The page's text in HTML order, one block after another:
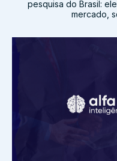
pesquisa do Brasil:
mercado,